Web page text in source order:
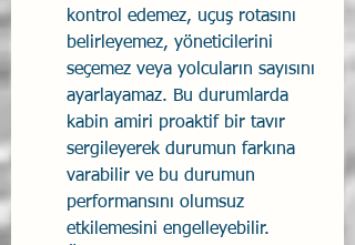
kontrol edemez, uçuş rotasını
belirleyemez, yöneticilerini
seçemez veya yolcuların sayısını
ayarlayamaz. Bu durumlarda
kabin amiri proaktif bir tavır
sergileyerek durumun farkına
varabilir ve bu durumun
performansını olumsuz
etkilemesini engelleyebilir.